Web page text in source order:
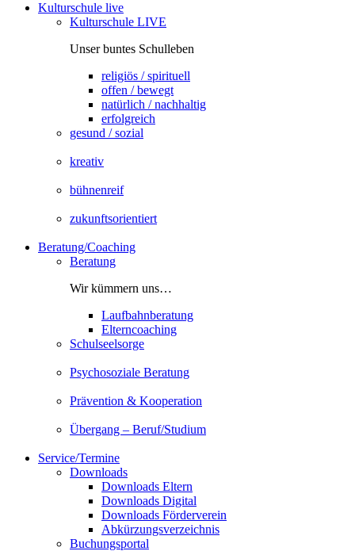
Kulturschule live
Kulturschule LIVE
Unser buntes Schulleben
religiös / spirituell
offen / bewegt
natürlich / nachhaltig
erfolgreich
gesund / sozial
kreativ
bühnenreif
zukunftsorientiert
Beratung/Coaching
Beratung
Wir kümmern uns…
Laufbahnberatung
Elterncoaching
Schulseelsorge
Psychosoziale Beratung
Prävention & Kooperation
Übergang – Beruf/Studium
Service/Termine
Downloads
Downloads Eltern
Downloads Digital
Downloads Förderverein
Abkürzungsverzeichnis
Buchungsportal